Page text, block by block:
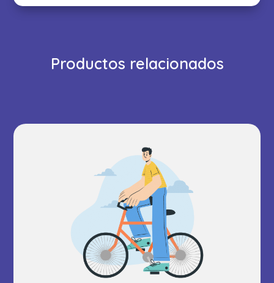
Productos relacionados